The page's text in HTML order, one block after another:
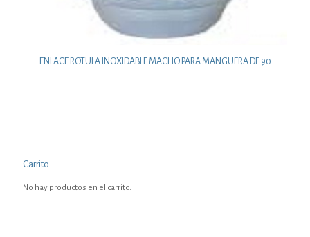
ENLACE ROTULA INOXIDABLE MACHO PARA MANGUERA DE 90
Carrito
No hay productos en el carrito.